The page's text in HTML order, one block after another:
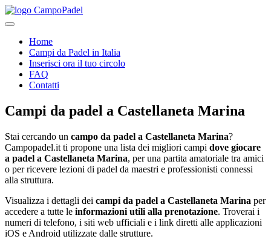
Home
Campi da Padel in Italia
Inserisci ora il tuo circolo
FAQ
Contatti
Campi da padel a Castellaneta Marina
Stai cercando un campo da padel a Castellaneta Marina?
Campopadel.it ti propone una lista dei migliori campi dove giocare
a padel a Castellaneta Marina, per una partita amatoriale tra amici
o per ricevere lezioni di padel da maestri e professionisti connessi
alla struttura.
Visualizza i dettagli dei campi da padel a Castellaneta Marina per
accedere a tutte le informazioni utili alla prenotazione. Troverai i
numeri di telefono, i siti web ufficiali e i link diretti alle applicazioni
iOS e Android utilizzate dalle strutture.